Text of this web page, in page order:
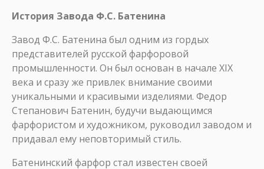
История Завода Ф.С. Батенина
Завод Ф.С. Батенина был одним из гордых
представителей русской фарфоровой
промышленности. Он был основан в начале XIX
века и сразу же привлек внимание своими
уникальными и красивыми изделиями. Федор
Степанович Батенин, будучи выдающимся
фарфористом и художником, руководил заводом и
придавал ему неповторимый стиль.
Батенинский фарфор стал известен своей